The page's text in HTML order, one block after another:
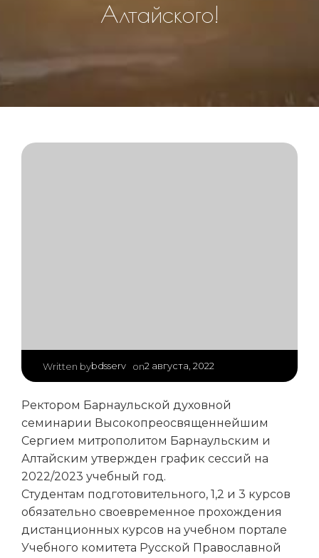
Алтайского!
Written bybdsserv on2 августа, 2022
Ректором Барнаульской духовной
семинарии Высокопреосвященнейшим
Сергием митрополитом Барнаульским и
Алтайским утвержден график сессий на
2022/2023 учебный год.
Студентам подготовительного, 1,2 и 3 курсов
обязательно своевременное прохождения
дистанционных курсов на учебном портале
Учебного комитета Русской Православной